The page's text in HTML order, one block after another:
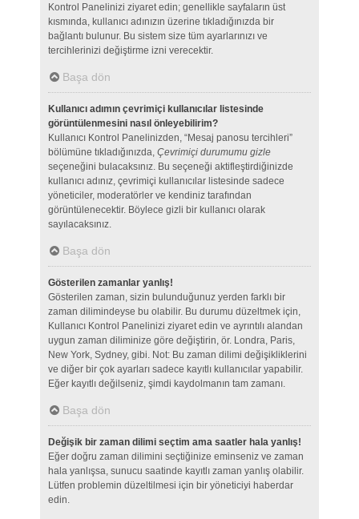
Kontrol Panelinizi ziyaret edin; genellikle sayfaların üst
kısmında, kullanıcı adınızın üzerine tıkladığınızda bir
bağlantı bulunur. Bu sistem size tüm ayarlarınızı ve
tercihlerinizi değiştirme izni verecektir.
Başa dön
Kullanıcı adımın çevrimiçi kullanıcılar listesinde
görüntülenmesini nasıl önleyebilirim?
Kullanıcı Kontrol Panelinizden, “Mesaj panosu tercihleri”
bölümüne tıkladığınızda, Çevrimiçi durumumu gizle
seçeneğini bulacaksınız. Bu seçeneği aktifleştirdiğinizde
kullanıcı adınız, çevrimiçi kullanıcılar listesinde sadece
yöneticiler, moderatörler ve kendiniz tarafından
görüntülenecektir. Böylece gizli bir kullanıcı olarak
sayılacaksınız.
Başa dön
Gösterilen zamanlar yanlış!
Gösterilen zaman, sizin bulunduğunuz yerden farklı bir
zaman dilimindeyse bu olabilir. Bu durumu düzeltmek için,
Kullanıcı Kontrol Panelinizi ziyaret edin ve ayrıntılı alandan
uygun zaman diliminize göre değiştirin, ör. Londra, Paris,
New York, Sydney, gibi. Not: Bu zaman dilimi değişikliklerini
ve diğer bir çok ayarları sadece kayıtlı kullanıcılar yapabilir.
Eğer kayıtlı değilseniz, şimdi kaydolmanın tam zamanı.
Başa dön
Değişik bir zaman dilimi seçtim ama saatler hala yanlış!
Eğer doğru zaman dilimini seçtiğinize eminseniz ve zaman
hala yanlışsa, sunucu saatinde kayıtlı zaman yanlış olabilir.
Lütfen problemin düzeltilmesi için bir yöneticiyi haberdar
edin.